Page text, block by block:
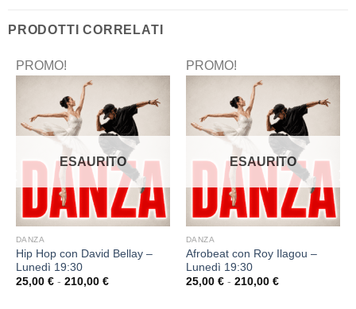
PRODOTTI CORRELATI
PROMO!
ESAURITO
DANZA
Hip Hop con David Bellay –
Lunedì 19:30
25,00 € - 210,00 €
PROMO!
ESAURITO
DANZA
Afrobeat con Roy Ilagou –
Lunedì 19:30
25,00 € - 210,00 €